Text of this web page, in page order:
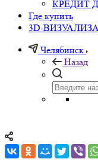
КРЕДИТ
Где купить
3D-
Челябинск
Назад